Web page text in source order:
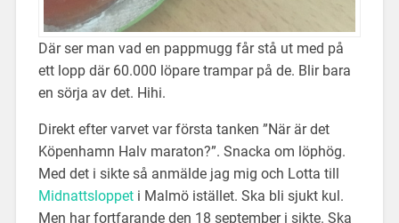
Där ser man vad en pappmugg får stå ut med på
ett lopp där 60.000 löpare trampar på de. Blir bara
en sörja av det. Hihi.
Direkt efter varvet var första tanken ”När är det
Köpenhamn Halv maraton?”. Snacka om löphög.
Med det i sikte så anmälde jag mig och Lotta till
Midnattsloppeti Malmö istället. Ska bli sjukt kul.
Men har fortfarande den 18 september i sikte. Ska